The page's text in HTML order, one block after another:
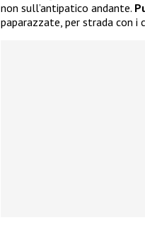
non sull’antipatico andante.
paparazzate, per strada con i